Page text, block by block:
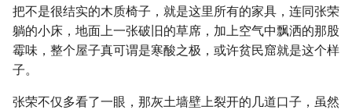
把不是很结实的木质椅子，就是这里所有的家具，连同张荣
躺的小床，地面上一张破旧的草席，加上空气中飘洒的那股
霉味，整个屋子真可谓是寒酸之极，或许贫民窟就是这个样
子。
张荣不仅多看了一眼，那灰土墙壁上裂开的几道口子，虽然